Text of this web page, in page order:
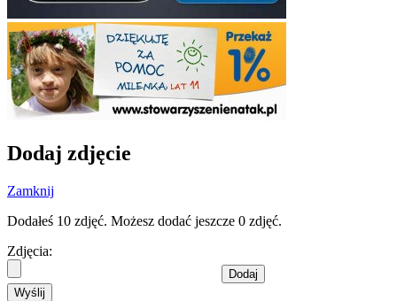
Dodaj zdjęcie
Zamknij
Dodałeś 10 zdjęć. Możesz dodać jeszcze 0 zdjęć.
Zdjęcia:
Dodaj
Wyślij